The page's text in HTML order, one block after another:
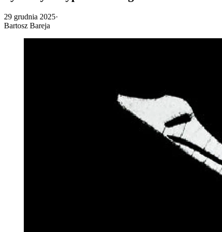
29 grudnia 2025·
Bartosz Bareja